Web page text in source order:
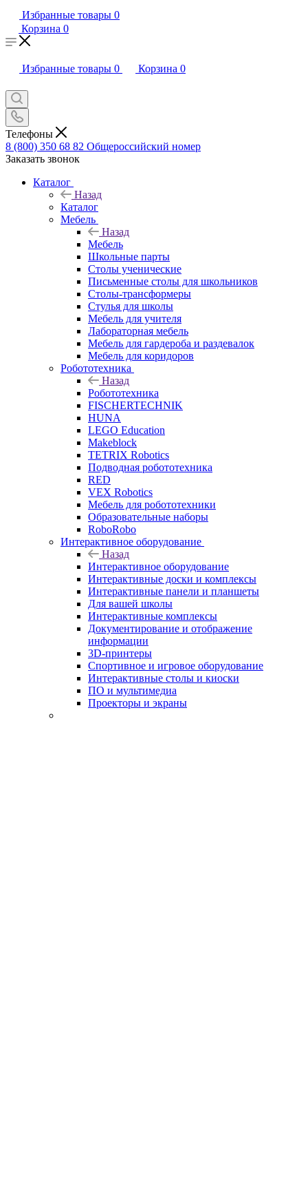
Избранные товары 0
Корзина 0
Избранные товары 0 Корзина 0
Телефоны
8 (800) 350 68 82 Общероссийский номер
Заказать звонок
Каталог
Назад
Каталог
Мебель
Назад
Мебель
Школьные парты
Столы ученические
Письменные столы для школьников
Столы-трансформеры
Стулья для школы
Мебель для учителя
Лабораторная мебель
Мебель для гардероба и раздевалок
Мебель для коридоров
Робототехника
Назад
Робототехника
FISCHERTECHNIK
HUNA
LEGO Education
Makeblock
TETRIX Robotics
Подводная робототехника
RED
VEX Robotics
Мебель для робототехники
Образовательные наборы
RoboRobo
Интерактивное оборудование
Назад
Интерактивное оборудование
Интерактивные доски и комплексы
Интерактивные панели и планшеты
Для вашей школы
Интерактивные комплексы
Документирование и отображение
информации
3D-принтеры
Спортивное и игровое оборудование
Интерактивные столы и киоски
ПО и мультимедиа
Проекторы и экраны